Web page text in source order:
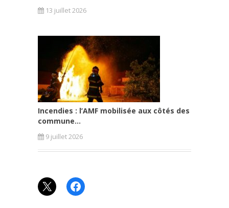
13 juillet 2026
Incendies : l’AMF mobilisée aux côtés des
commune...
9 juillet 2026
X Facebook